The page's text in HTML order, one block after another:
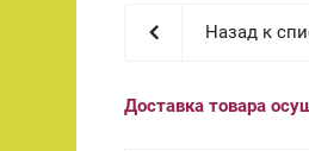
Назад к
Доставка товара